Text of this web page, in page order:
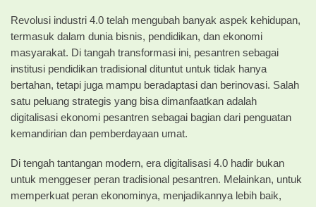
Revolusi industri 4.0 telah mengubah banyak aspek kehidupan,
termasuk dalam dunia bisnis, pendidikan, dan ekonomi
masyarakat. Di tangah transformasi ini, pesantren sebagai
institusi pendidikan tradisional dituntut untuk tidak hanya
bertahan, tetapi juga mampu beradaptasi dan berinovasi. Salah
satu peluang strategis yang bisa dimanfaatkan adalah
digitalisasi ekonomi pesantren sebagai bagian dari penguatan
kemandirian dan pemberdayaan umat.
Di tengah tantangan modern, era digitalisasi 4.0 hadir bukan
untuk menggeser peran tradisional pesantren. Melainkan, untuk
memperkuat peran ekonominya, menjadikannya lebih baik,